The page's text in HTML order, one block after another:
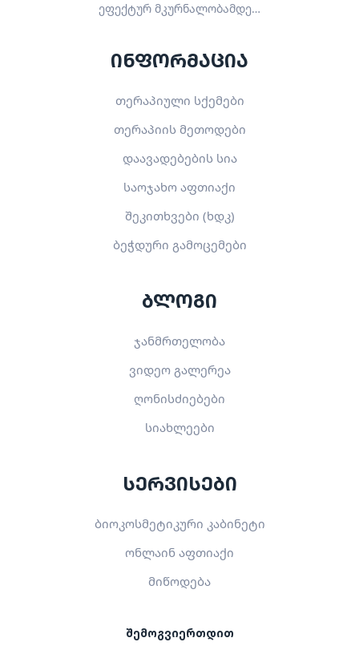
ეფექტურ მკურნალობამდე…
ინფორმაცია
თერაპიული სქემები
თერაპიის მეთოდები
დაავადებების სია
საოჯახო აფთიაქი
შეკითხვები (ხდკ)
ბეჭდური გამოცემები
ბლოგი
ჯანმრთელობა
ვიდეო გალერეა
ღონისძიებები
სიახლეები
სერვისები
ბიოკოსმეტიკური კაბინეტი
ონლაინ აფთიაქი
მიწოდება
შემოგვიერთდით